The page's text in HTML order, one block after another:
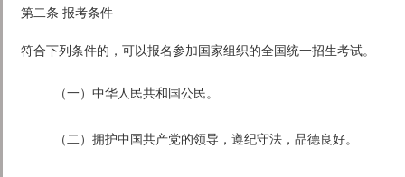
第二条 报考条件
符合下列条件的，可以报名参加国家组织的全国统一招生考试。
（一）中华人民共和国公民。
（二）拥护中国共产党的领导，遵纪守法，品德良好。